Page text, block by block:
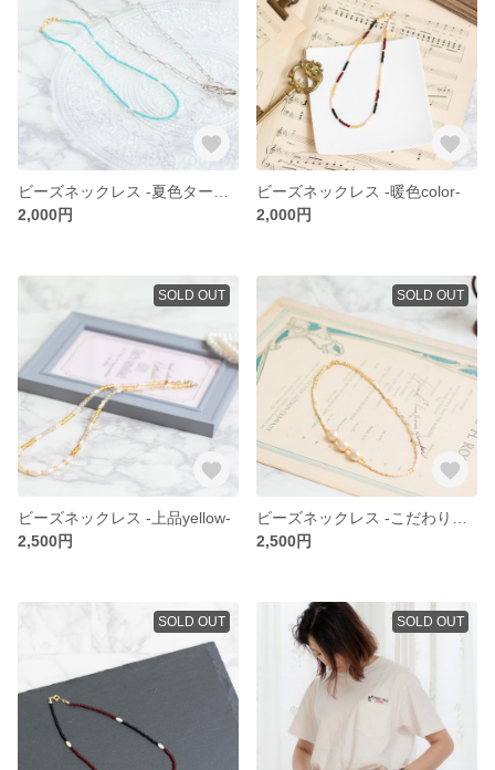
2,000円
ビーズネックレス -暖色color-
2,000円
SOLD OUT
ビーズネックレス -上品yellow-
2,500円
SOLD OUT
2,500円
SOLD OUT SOLD OUT